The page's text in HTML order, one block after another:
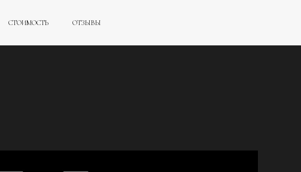
СТОИМОСТЬ ОТЗЫВЫ